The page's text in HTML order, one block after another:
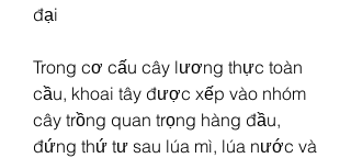
đại
Trong cơ cấu cây lương thực toàn
cầu, khoai tây được xếp vào nhóm
cây trồng quan trọng hàng đầu,
đứng thứ tư sau lúa mì, lúa nước và